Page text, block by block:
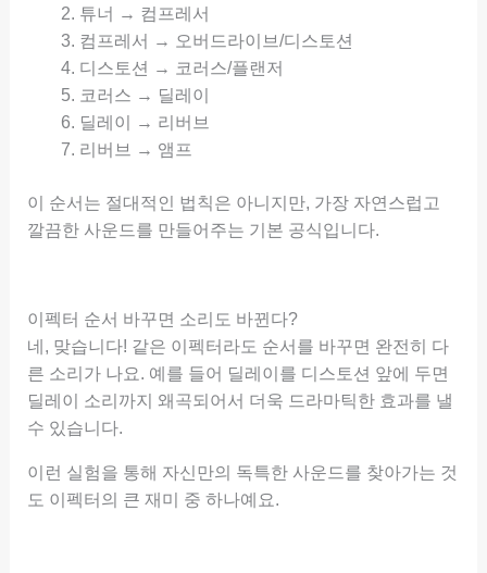
튜너 → 컴프레서
컴프레서 → 오버드라이브/디스토션
디스토션 → 코러스/플랜저
코러스 → 딜레이
딜레이 → 리버브
리버브 → 앰프
이 순서는 절대적인 법칙은 아니지만, 가장 자연스럽고
깔끔한 사운드를 만들어주는 기본 공식입니다.
이펙터 순서 바꾸면 소리도 바뀐다?
네, 맞습니다! 같은 이펙터라도 순서를 바꾸면 완전히 다
른 소리가 나요. 예를 들어 딜레이를 디스토션 앞에 두면
딜레이 소리까지 왜곡되어서 더욱 드라마틱한 효과를 낼
수 있습니다.
이런 실험을 통해 자신만의 독특한 사운드를 찾아가는 것
도 이펙터의 큰 재미 중 하나예요.